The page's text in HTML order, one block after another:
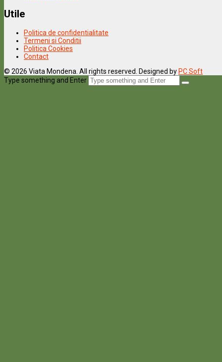
Utile
Politica de confidentialitate
Termeni si Conditii
Politica Cookies
Contact
© 2026 Viata Mondena. All rights reserved. Designed by PC Soft
Type something and Enter